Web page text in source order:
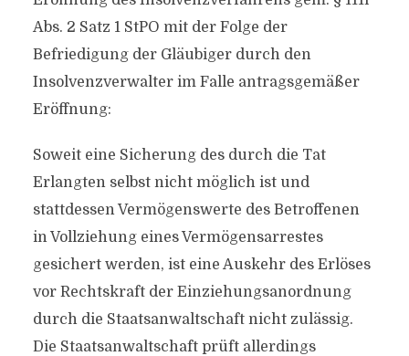
Abs. 2 Satz 1 StPO mit der Folge der
Befriedigung der Gläubiger durch den
Insolvenzverwalter im Falle antragsgemäßer
Eröffnung:
Soweit eine Sicherung des durch die Tat
Erlangten selbst nicht möglich ist und
stattdessen Vermögenswerte des Betroffenen
in Vollziehung eines Vermögensarrestes
gesichert werden, ist eine Auskehr des Erlöses
vor Rechtskraft der Einziehungsanordnung
durch die Staatsanwaltschaft nicht zulässig.
Die Staatsanwaltschaft prüft allerdings